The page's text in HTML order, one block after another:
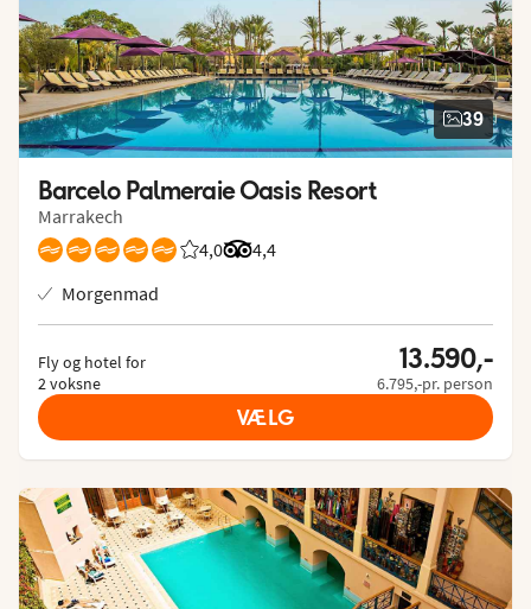
39
Barcelo Palmeraie Oasis Resort
Marrakech
4,0
Bedømmelse fra Spies gæster: 4/5
4,4
Bedømmelse fra Tripadvisor: 4.4 of
Morgenmad
Fly og hotel for
2 voksne
13.590,-
6.795,-pr. person
VÆLG